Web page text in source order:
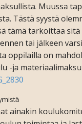
Muussa
Tästä syystä
tämä tarkoittaa
tai jälkeen
oppilailla on
-ja
ainakin